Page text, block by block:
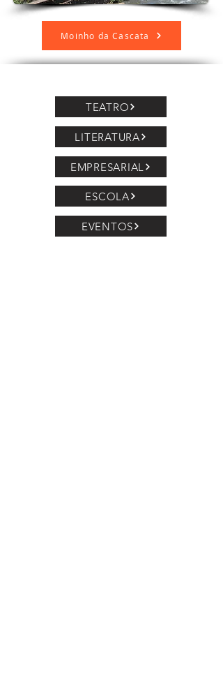
Moinho da Cascata
TEATRO
LITERATURA
EMPRESARIAL
ESCOLA
EVENTOS